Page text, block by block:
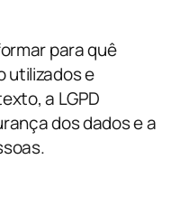
para quê
utilizados e
a LGPD
dos dados e a